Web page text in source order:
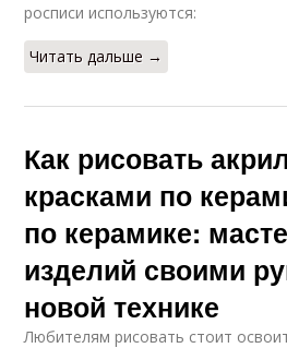
росписи используются:
Читать дальше →
Как рисовать
красками по
по керамике:
изделий своими
новой технике
Любителям рисовать стоит